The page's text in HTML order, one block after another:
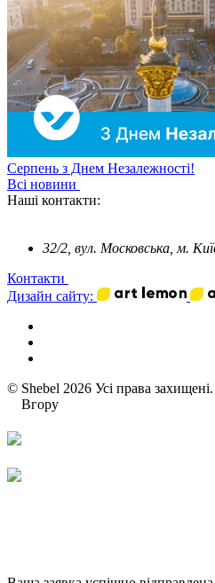
Серпень з Днем Незалежності!
Всі новини
Наші контакти:
32/2, вул. Московська, м.
Контакти
Дизайн сайту:
© Shebel 2026 Усі права захищені.
Вгору